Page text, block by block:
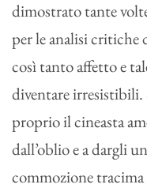
dimostrato tante
per le analisi critiche
così tanto affetto e
diventare irresistibili.
proprio il cineasta
dall’oblio e a dargli
commozione